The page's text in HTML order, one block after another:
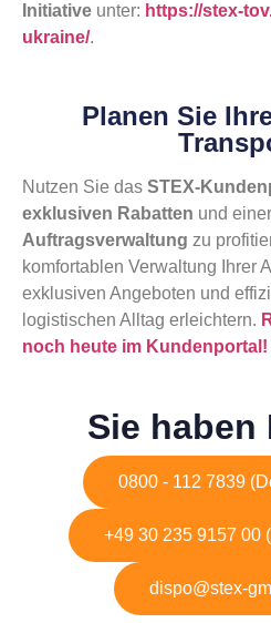
Initiative unter: https://stex-
ukraine/.
Planen Sie
Nutzen Sie das STEX-
exklusiven Rabatten und einer
Auftragsverwaltung zu
komfortablen Verwaltung Ihrer
exklusiven Angeboten und
logistischen Alltag erleichtern.
noch heute im Kundenportal!
Sie haben
0800 - 112 7839
+49 30 235 9157 00
dispo@stex-